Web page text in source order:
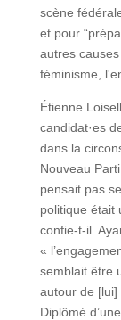
scène
et pour
autres causes
féminisme,
Étienne
candidat·es
dans la
Nouveau
pensait pas
politique était
confie-t-il.
«
semblait être
autour de [lui]
Diplômé